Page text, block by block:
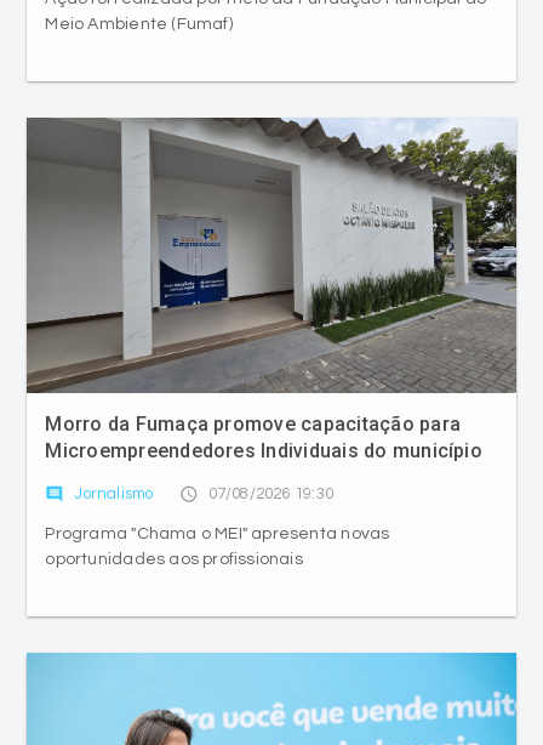
Meio Ambiente (Fumaf)
Morro da Fumaça promove capacitação para
Microempreendedores Individuais do município
comment Jornalismo access_time 07/08/2026 19:30
Programa "Chama o MEI" apresenta novas
oportunidades aos profissionais